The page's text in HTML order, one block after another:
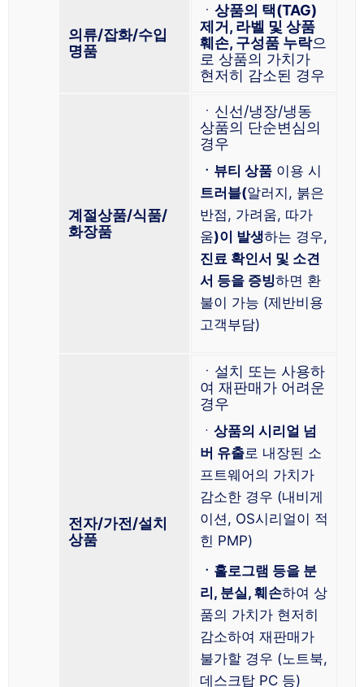
의류/잡화/수입
명품
ㆍ 상품의 택(TAG)
제거, 라벨 및 상품
훼손, 구성품 누락으
로 상품의 가치가
현저히 감소된 경우
계절상품/식품/
화장품
ㆍ신선/냉장/냉동
상품의 단순변심의
경우
ㆍ뷰티 상품 이용 시
트러블(알러지, 붉은
반점, 가려움, 따가
움)이 발생하는 경우,
진료 확인서 및 소견
서 등을 증빙하면 환
불이 가능 (제반비용
고객부담)
전자/가전/설치
상품
ㆍ설치 또는 사용하
여 재판매가 어려운
경우
ㆍ 상품의 시리얼 넘
버 유출로 내장된 소
프트웨어의 가치가
감소한 경우 (내비게
이션, OS시리얼이 적
힌 PMP)
ㆍ홀로그램 등을 분
리, 분실, 훼손하여 상
품의 가치가 현저히
감소하여 재판매가
불가할 경우 (노트북,
데스크탑 PC 등)